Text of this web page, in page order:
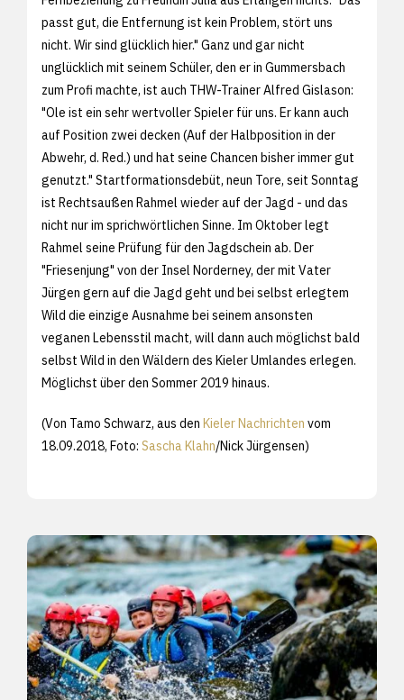
passt gut, die Entfernung ist kein Problem, stört uns
nicht. Wir sind glücklich hier." Ganz und gar nicht
unglücklich mit seinem Schüler, den er in Gummersbach
zum Profi machte, ist auch THW-Trainer Alfred Gislason:
"Ole ist ein sehr wertvoller Spieler für uns. Er kann auch
auf Position zwei decken (Auf der Halbposition in der
Abwehr, d. Red.) und hat seine Chancen bisher immer gut
genutzt." Startformationsdebüt, neun Tore, seit Sonntag
ist Rechtsaußen Rahmel wieder auf der Jagd - und das
nicht nur im sprichwörtlichen Sinne. Im Oktober legt
Rahmel seine Prüfung für den Jagdschein ab. Der
"Friesenjung" von der Insel Norderney, der mit Vater
Jürgen gern auf die Jagd geht und bei selbst erlegtem
Wild die einzige Ausnahme bei seinem ansonsten
veganen Lebensstil macht, will dann auch möglichst bald
selbst Wild in den Wäldern des Kieler Umlandes erlegen.
Möglichst über den Sommer 2019 hinaus.
(Von Tamo Schwarz, aus den Kieler Nachrichten vom
18.09.2018, Foto: Sascha Klahn/Nick Jürgensen)